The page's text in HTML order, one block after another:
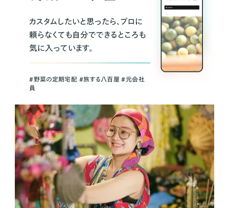
カスタムしたいと思ったら、プロに
頼らなくても自分でできるところも
気に入っています。
＃野菜の定期宅配 ＃旅する八百屋 ＃元会社
員